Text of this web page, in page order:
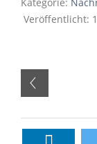
Veröffentlicht: